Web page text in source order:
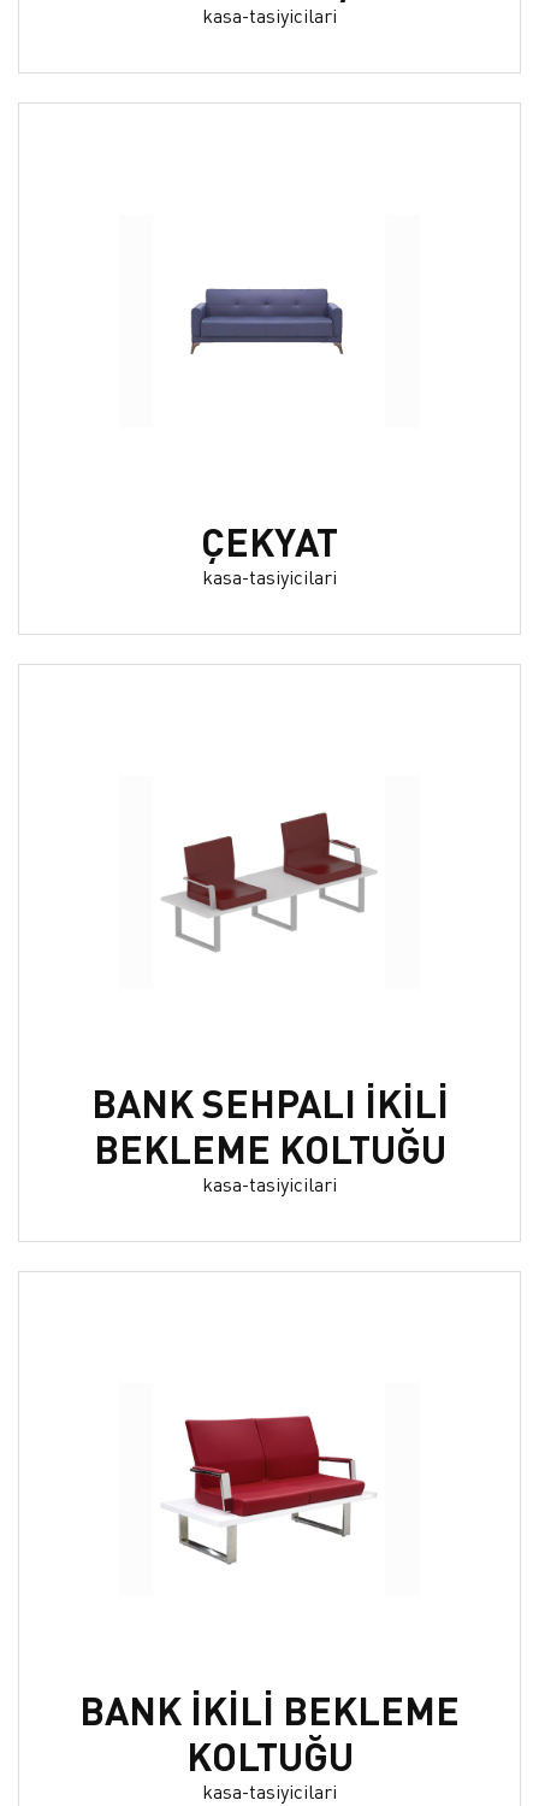
kasa-tasiyicilari
ÇEKYAT
kasa-tasiyicilari
BANK SEHPALI İKİLİ
BEKLEME KOLTUĞU
kasa-tasiyicilari
BANK İKİLİ BEKLEME
KOLTUĞU
kasa-tasiyicilari